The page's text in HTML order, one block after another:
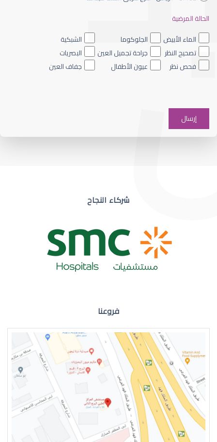
ضعف نظر العين اليسرى
ضعف نظر مفاجئ
ضعف نظر في العين اليسرى
الحالة المرضية
الماء الأبيض
الجلوكوما
الشبكية
تصحيح النظر
جراحة تجميل العين
البصريات
فحص نظر
عيون الأطفال جفاف العين
شركاء النجاح
فروعنا